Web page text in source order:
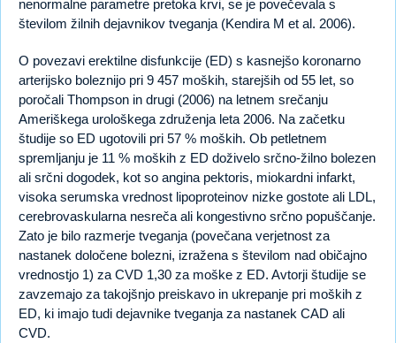
nenormalne parametre pretoka krvi, se je povečevala s
številom žilnih dejavnikov tveganja (Kendira M et al. 2006).
O povezavi erektilne disfunkcije (ED) s kasnejšo koronarno
arterijsko boleznijo pri 9 457 moških, starejših od 55 let, so
poročali Thompson in drugi (2006) na letnem srečanju
Ameriškega urološkega združenja leta 2006. Na začetku
študije so ED ugotovili pri 57 % moških. Ob petletnem
spremljanju je 11 % moških z ED doživelo srčno-žilno bolezen
ali srčni dogodek, kot so angina pektoris, miokardni infarkt,
visoka serumska vrednost lipoproteinov nizke gostote ali LDL,
cerebrovaskularna nesreča ali kongestivno srčno popuščanje.
Zato je bilo razmerje tveganja (povečana verjetnost za
nastanek določene bolezni, izražena s številom nad običajno
vrednostjo 1) za CVD 1,30 za moške z ED. Avtorji študije se
zavzemajo za takojšnjo preiskavo in ukrepanje pri moških z
ED, ki imajo tudi dejavnike tveganja za nastanek CAD ali
CVD.